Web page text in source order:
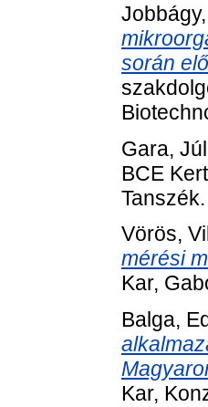
során
Gara,
BCE
Tanszék.
Vörös,
mérési
Kar,
Balga,
Kar,